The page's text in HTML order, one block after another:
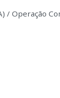
/ Operação